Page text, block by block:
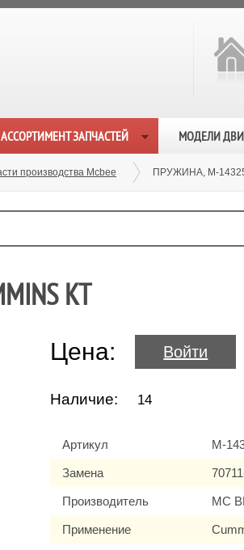
АССОРТИМЕНТ ЗАПЧАСТЕЙ МОДЕЛИ
производства Mcbee ПРУЖИНА, M-
KT
Цена: Войти
Наличие: 14
Артикул M-
Замена
Производитель MC
Применение